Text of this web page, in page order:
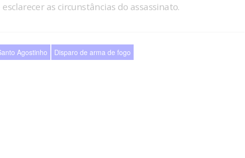
as circunstâncias do assassinato.
Agostinho Disparo de arma de fogo